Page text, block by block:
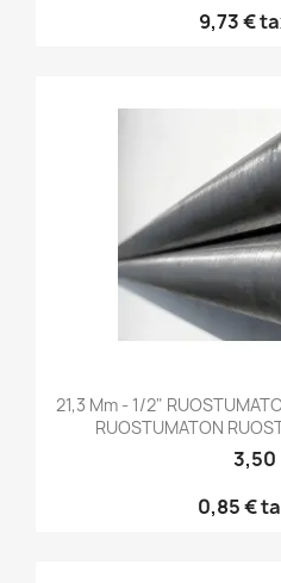
9,73 €
21,3 Mm - 1/2"
RUOSTUMATON
3,50
0,85 €